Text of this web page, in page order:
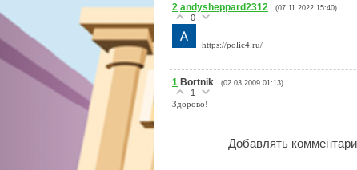
2 andysheppard2312 (07.11.2022 15:40)
0
https://polic4.ru/
1 Bortnik (02.03.2009 01:13)
1
Здорово!
Добавлять